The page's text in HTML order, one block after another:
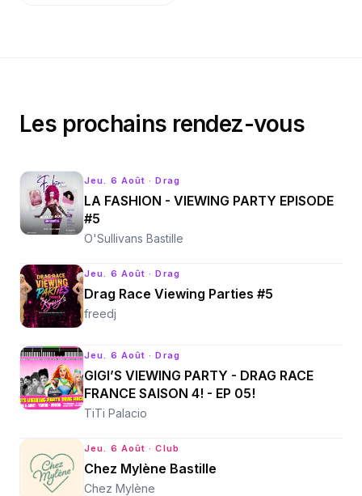
Les prochains rendez-vous
Jeu. 6 Août · Drag
LA FASHION - VIEWING PARTY EPISODE
#5
O'Sullivans Bastille
Jeu. 6 Août · Drag
Drag Race Viewing Parties #5
freedj
Jeu. 6 Août · Drag
GIGI’S VIEWING PARTY - DRAG RACE
FRANCE SAISON 4! - EP 05!
TiTi Palacio
Jeu. 6 Août · Club
Chez Mylène Bastille
Chez Mylène